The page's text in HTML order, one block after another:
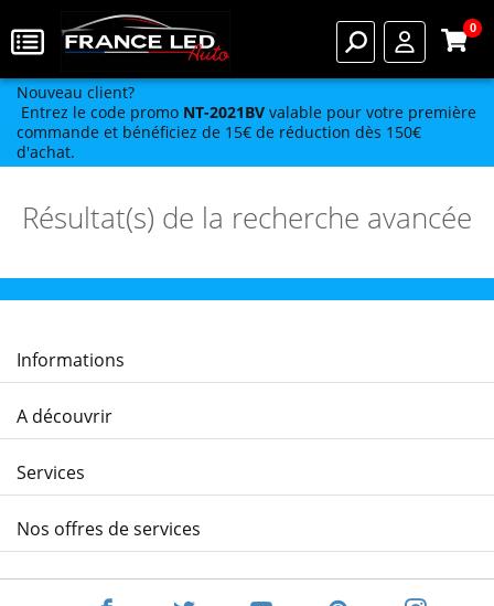
0
Nouveau client?
Entrez le code promo NT-2021BV valable pour votre première
commande et bénéficiez de 15€ de réduction dès 150€
d'achat.
Résultat(s) de la recherche avancée
Informations
A découvrir
Services
Nos offres de services